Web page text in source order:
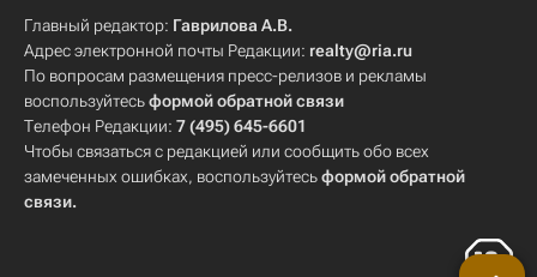
Главный редактор: Гаврилова А.В.
Адрес электронной почты Редакции: realty@ria.ru
По вопросам размещения пресс-релизов и рекламы
воспользуйтесьформой обратной связи
Телефон Редакции: 7 (495) 645-6601
Чтобы связаться с редакцией или сообщить обо всех
замеченных ошибках, воспользуйтесьформой обратной
связи.